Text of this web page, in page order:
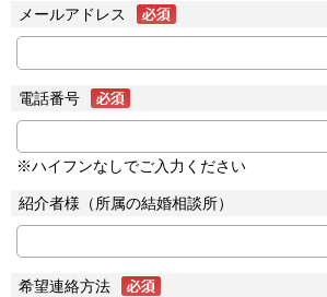
メールアドレス
電話番号
※ハイフンなしでご入力ください
紹介者様（所属の結婚相談所）
希望連絡方法